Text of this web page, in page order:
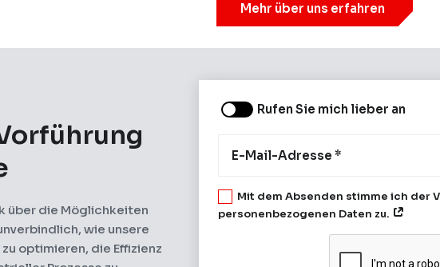
Mehr über uns erfahren
über die Möglichkeiten
wie unsere
optimieren, die Effizienz
Rufen Sie mich lieber an
Mit dem Absenden stimme ich der
personenbezogenen Daten zu.